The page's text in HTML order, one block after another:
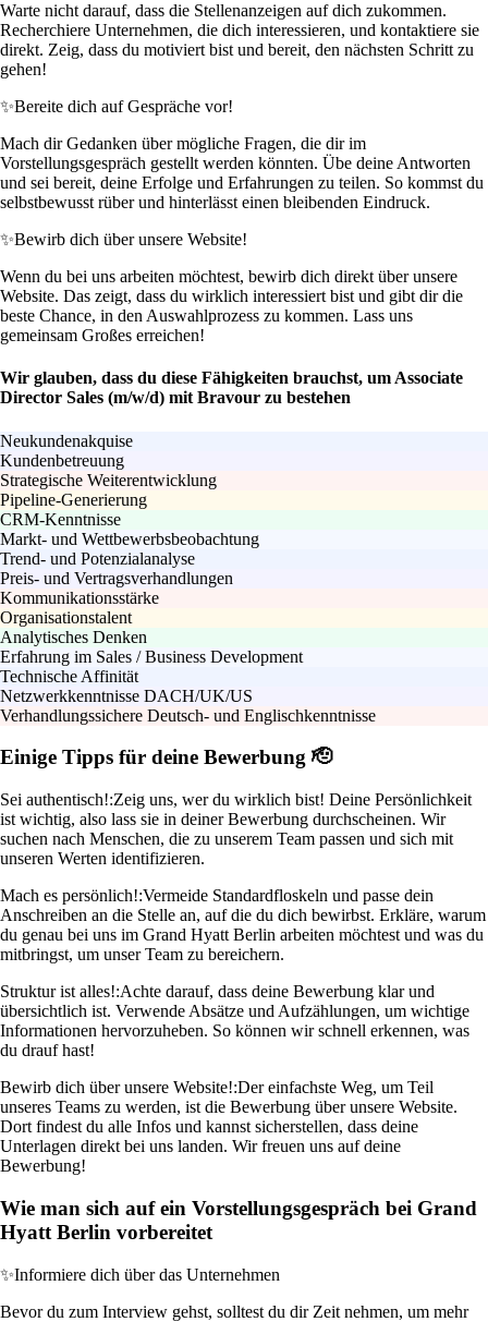
Warte nicht darauf, dass die Stellenanzeigen auf dich zukommen.
Recherchiere Unternehmen, die dich interessieren, und kontaktiere sie
direkt. Zeig, dass du motiviert bist und bereit, den nächsten Schritt zu
gehen!
✨Bereite dich auf Gespräche vor!
Mach dir Gedanken über mögliche Fragen, die dir im
Vorstellungsgespräch gestellt werden könnten. Übe deine Antworten
und sei bereit, deine Erfolge und Erfahrungen zu teilen. So kommst du
selbstbewusst rüber und hinterlässt einen bleibenden Eindruck.
✨Bewirb dich über unsere Website!
Wenn du bei uns arbeiten möchtest, bewirb dich direkt über unsere
Website. Das zeigt, dass du wirklich interessiert bist und gibt dir die
beste Chance, in den Auswahlprozess zu kommen. Lass uns
gemeinsam Großes erreichen!
Wir glauben, dass du diese Fähigkeiten brauchst, um Associate
Director Sales (m/w/d) mit Bravour zu bestehen
Neukundenakquise
Kundenbetreuung
Strategische Weiterentwicklung
Pipeline-Generierung
CRM-Kenntnisse
Markt- und Wettbewerbsbeobachtung
Trend- und Potenzialanalyse
Preis- und Vertragsverhandlungen
Kommunikationsstärke
Organisationstalent
Analytisches Denken
Erfahrung im Sales / Business Development
Technische Affinität
Netzwerkkenntnisse DACH/UK/US
Verhandlungssichere Deutsch- und Englischkenntnisse
Einige Tipps für deine Bewerbung 🫡
Sei authentisch!:Zeig uns, wer du wirklich bist! Deine Persönlichkeit
ist wichtig, also lass sie in deiner Bewerbung durchscheinen. Wir
suchen nach Menschen, die zu unserem Team passen und sich mit
unseren Werten identifizieren.
Mach es persönlich!:Vermeide Standardfloskeln und passe dein
Anschreiben an die Stelle an, auf die du dich bewirbst. Erkläre, warum
du genau bei uns im Grand Hyatt Berlin arbeiten möchtest und was du
mitbringst, um unser Team zu bereichern.
Struktur ist alles!:Achte darauf, dass deine Bewerbung klar und
übersichtlich ist. Verwende Absätze und Aufzählungen, um wichtige
Informationen hervorzuheben. So können wir schnell erkennen, was
du drauf hast!
Bewirb dich über unsere Website!:Der einfachste Weg, um Teil
unseres Teams zu werden, ist die Bewerbung über unsere Website.
Dort findest du alle Infos und kannst sicherstellen, dass deine
Unterlagen direkt bei uns landen. Wir freuen uns auf deine
Bewerbung!
Wie man sich auf ein Vorstellungsgespräch bei Grand
Hyatt Berlin vorbereitet
✨Informiere dich über das Unternehmen
Bevor du zum Interview gehst, solltest du dir Zeit nehmen, um mehr